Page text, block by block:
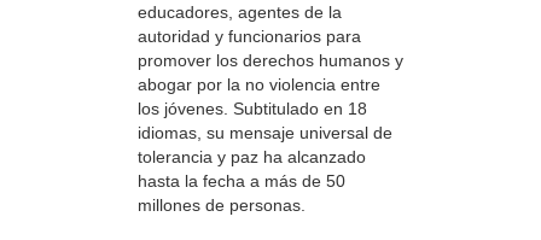
educadores, agentes de la
autoridad y funcionarios para
promover los derechos humanos y
abogar por la no violencia entre
los jóvenes. Subtitulado en 18
idiomas, su mensaje universal de
tolerancia y paz ha alcanzado
hasta la fecha a más de 50
millones de personas.